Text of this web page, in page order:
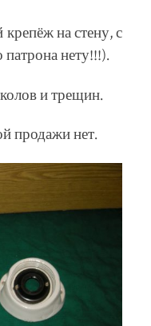
на стену, с
патрона нету!!!).
и трещин.
продажи нет.